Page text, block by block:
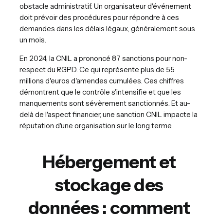
obstacle administratif. Un organisateur d'événement
doit prévoir des procédures pour répondre à ces
demandes dans les délais légaux, généralement sous
un mois.
En 2024, la CNIL a prononcé 87 sanctions pour non-
respect du RGPD. Ce qui représente plus de 55
millions d'euros d'amendes cumulées. Ces chiffres
démontrent que le contrôle s'intensifie et que les
manquements sont sévèrement sanctionnés. Et au-
delà de l'aspect financier, une sanction CNIL impacte la
réputation d'une organisation sur le long terme.
Hébergement et
stockage des
données : comment